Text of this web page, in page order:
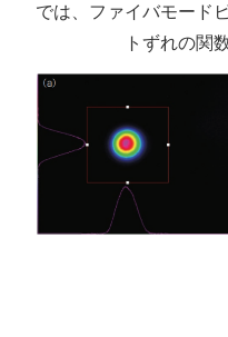
では、ファイバモード
トずれの関